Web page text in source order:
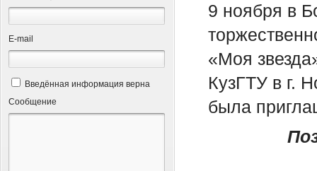
Е-mail
Введённая информация верна
Сообщение
9 ноября в
«Моя
КузГТУ в г.
была